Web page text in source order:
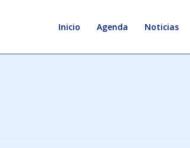
Inicio Agenda Noticias